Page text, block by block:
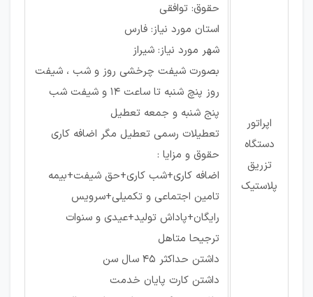
اپراتور
دستگاه
تزریق
پلاستیک
حقوق: توافقی
استان مورد نیاز: فارس
شهر مورد نیاز: شیراز
بصورت شیفت چرخشی روز و شب ، شیفت
روز پنچ شنبه تا ساعت ۱۴ و شیفت شب
پنج شنبه و جمعه تعطیل
تعطیلات رسمی تعطیل مگر اضافه کاری
حقوق و مزایا :
اضافه کاری+شب کاری+حق شیفت+بیمه
تامین اجتماعی و تکمیلی+سرویس
رایگان+پاداش تولید+عیدی و سنوات
ترجیحا متاهل
داشتن حداکثر 45 سال سن
داشتن کارت پایان خدمت